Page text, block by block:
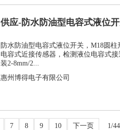
供应-防水防油型电容式液位
C1PF- M...
防水防油型电容式液位开关，M18圆柱
电容式近接传感器，检测液位电容式
装2-8mm/2...
惠州博得电子有限公司
7 8 9 10 下一页 1/